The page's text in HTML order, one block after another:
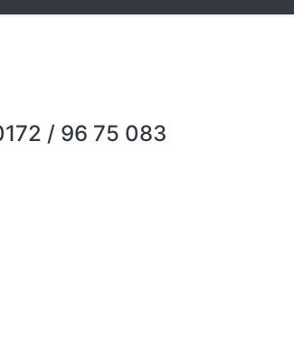
/ 96 75 083